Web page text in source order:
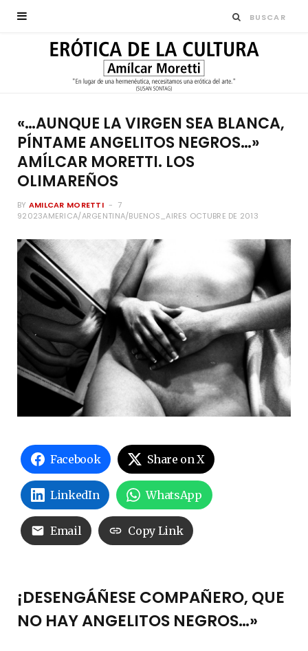
«…AUNQUE LA VIRGEN SEA BLANCA,
PÍNTAME ANGELITOS NEGROS…»
AMÍLCAR MORETTI. LOS
OLIMAREÑOS
BY AMILCAR MORETTI
7
92023AMERICA/ARGENTINA/BUENOS_AIRES OCTUBRE DE 2013
Facebook Share on X
LinkedIn WhatsApp
Email Copy Link
¡DESENGÁÑESE COMPAÑERO, QUE
NO HAY ANGELITOS NEGROS…»